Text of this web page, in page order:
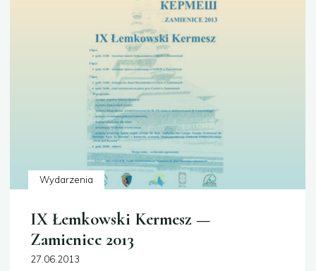
Wydarzenia
IX Łemkowski Kermesz —
Zamienice 2013
27.06.2013